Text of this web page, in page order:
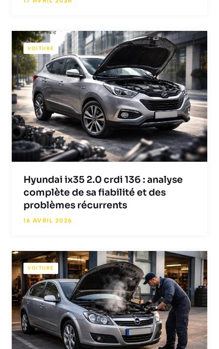
VOITURE
Hyundai ix35 2.0 crdi 136 : analyse
complète de sa fiabilité et des
problèmes récurrents
16 AVRIL 2026
VOITURE